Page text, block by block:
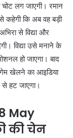
चोट लग जाएगी। रमान
कि अब वह बड़ी
से विद्या और
विद्या उसे मनाने के
हो जाएगा। बाद
खेलने का आइडिया
हट जाएगा।
May
की चेन